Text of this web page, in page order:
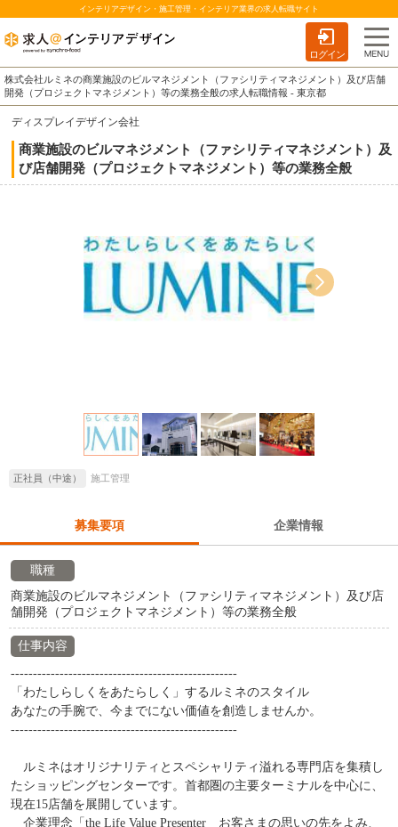
インテリアデザイン・施工管理・インテリア業界の求人転職サイト
ログイン
株式会社ルミネの商業施設のビルマネジメント（ファシリティマネジメント）及び店舗
開発（プロジェクトマネジメント）等の業務全般の求人転職情報 - 東京都
ディスプレイデザイン会社
商業施設のビルマネジメント（ファシリティマネジメント）及
び店舗開発（プロジェクトマネジメント）等の業務全般
正社員（中途） 施工管理
募集要項 企業情報
職種
商業施設のビルマネジメント（ファシリティマネジメント）及び店
舗開発（プロジェクトマネジメント）等の業務全般
仕事内容
---------------------------------------------------
「わたしらしくをあたらしく」するルミネのスタイル
あなたの手腕で、今までにない価値を創造しませんか。
---------------------------------------------------
ルミネはオリジナリティとスペシャリティ溢れる専門店を集積し
たショッピングセンターです。首都圏の主要ターミナルを中心に、
現在15店舗を展開しています。
企業理念「the Life Value Presenter お客さまの思いの先をよみ、